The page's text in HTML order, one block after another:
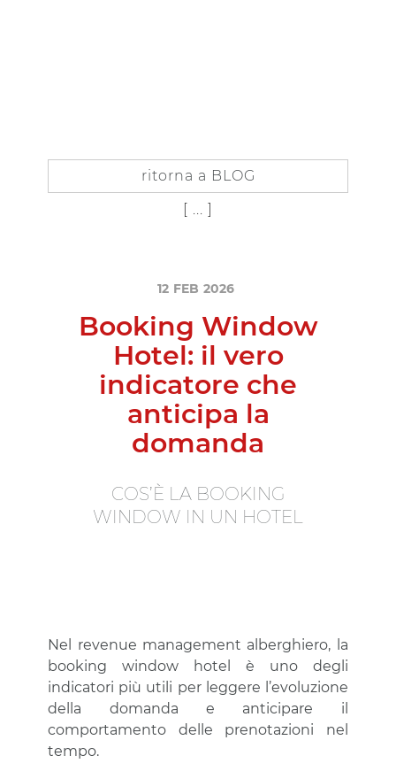
ritorna a BLOG
[ ... ]
12 FEB 2026
Booking Window
Hotel: il vero
indicatore che
anticipa la
domanda
COS’È LA BOOKI NG
WI NDOW I N UN HOTEL
Nel revenue management alberghiero, la
booking window hotel è uno degli
indicatori più utili per leggere l’evoluzione
della domanda e anticipare il
comportamento delle prenotazioni nel
tempo.